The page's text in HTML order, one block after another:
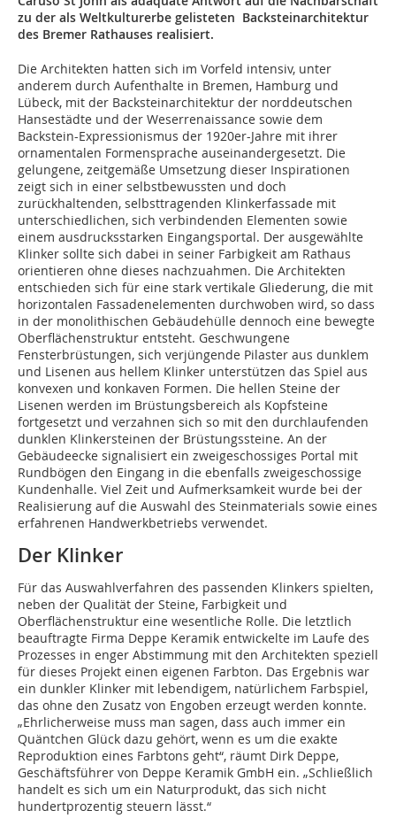
zu der als Weltkulturerbe gelisteten Backsteinarchitektur
des Bremer Rathauses realisiert.
Die Architekten hatten sich im Vorfeld intensiv, unter
anderem durch Aufenthalte in Bremen, Hamburg und
Lübeck, mit der Backsteinarchitektur der norddeutschen
Hansestädte und der Weserrenaissance sowie dem
Backstein-Expressionismus der 1920er-Jahre mit ihrer
ornamentalen Formensprache auseinandergesetzt. Die
gelungene, zeitgemäße Umsetzung dieser Inspirationen
zeigt sich in einer selbstbewussten und doch
zurückhaltenden, selbsttragenden Klinkerfassade mit
unterschiedlichen, sich verbindenden Elementen sowie
einem ausdrucksstarken Eingangsportal. Der ausgewählte
Klinker sollte sich dabei in seiner Farbigkeit am Rathaus
orientieren ohne dieses nachzuahmen. Die Architekten
entschieden sich für eine stark vertikale Gliederung, die mit
horizontalen Fassadenelementen durchwoben wird, so dass
in der monolithischen Gebäudehülle dennoch eine bewegte
Oberflächenstruktur entsteht. Geschwungene
Fensterbrüstungen, sich verjüngende Pilaster aus dunklem
und Lisenen aus hellem Klinker unterstützen das Spiel aus
konvexen und konkaven Formen. Die hellen Steine der
Lisenen werden im Brüstungsbereich als Kopfsteine
fortgesetzt und verzahnen sich so mit den durchlaufenden
dunklen Klinkersteinen der Brüstungssteine. An der
Gebäudeecke signalisiert ein zweigeschossiges Portal mit
Rundbögen den Eingang in die ebenfalls zweigeschossige
Kundenhalle. Viel Zeit und Aufmerksamkeit wurde bei der
Realisierung auf die Auswahl des Steinmaterials sowie eines
erfahrenen Handwerkbetriebs verwendet.
Der Klinker
Für das Auswahlverfahren des passenden Klinkers spielten,
neben der Qualität der Steine, Farbigkeit und
Oberflächenstruktur eine wesentliche Rolle. Die letztlich
beauftragte Firma Deppe Keramik entwickelte im Laufe des
Prozesses in enger Abstimmung mit den Architekten speziell
für dieses Projekt einen eigenen Farbton. Das Ergebnis war
ein dunkler Klinker mit lebendigem, natürlichem Farbspiel,
das ohne den Zusatz von Engoben erzeugt werden konnte.
„Ehrlicherweise muss man sagen, dass auch immer ein
Quäntchen Glück dazu gehört, wenn es um die exakte
Reproduktion eines Farbtons geht“, räumt Dirk Deppe,
Geschäftsführer von Deppe Keramik GmbH ein. „Schließlich
handelt es sich um ein Naturprodukt, das sich nicht
hundertprozentig steuern lässt.“